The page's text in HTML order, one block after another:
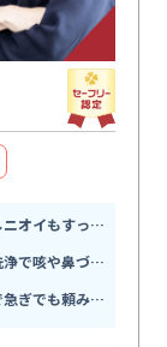
完全分解洗浄で内部の汚れまで落としニオイもすっきり解消
アレルギー体質の家族にも配慮した洗浄で咳や鼻づまりが和らぐ
現金不要のスマホ決済と柔軟な日程で急ぎでも頼みやすい